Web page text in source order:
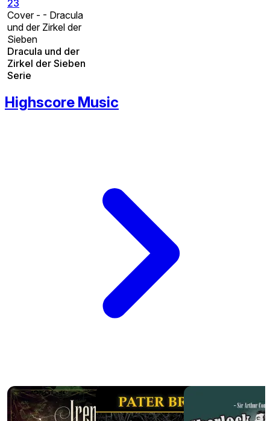
23
Cover - - Dracula
und der Zirkel der
Sieben
Dracula und der
Zirkel der Sieben
Serie
Highscore Music